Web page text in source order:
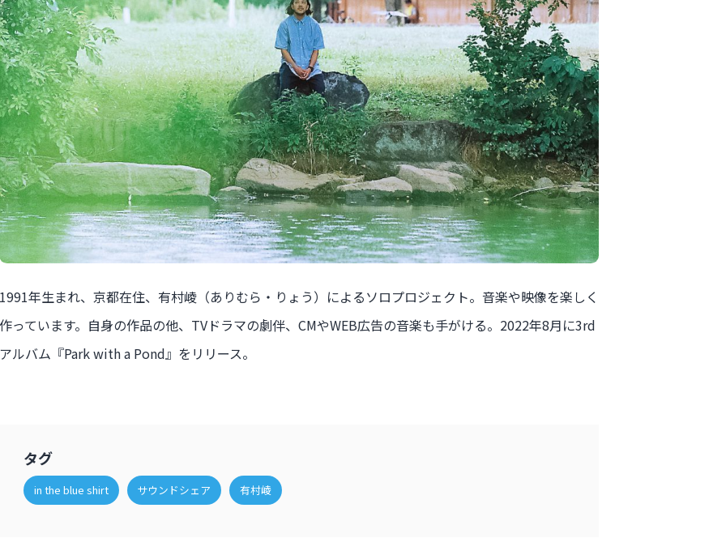
1991年生まれ、京都在住、有村崚（ありむら・りょう）によるソロプロジェクト。音楽や映像を楽しく
作っています。自身の作品の他、TVドラマの劇伴、CMやWEB広告の音楽も手がける。2022年8月に3rd
アルバム『Park with a Pond』をリリース。
タグ
in the blue shirt サウンドシェア 有村崚